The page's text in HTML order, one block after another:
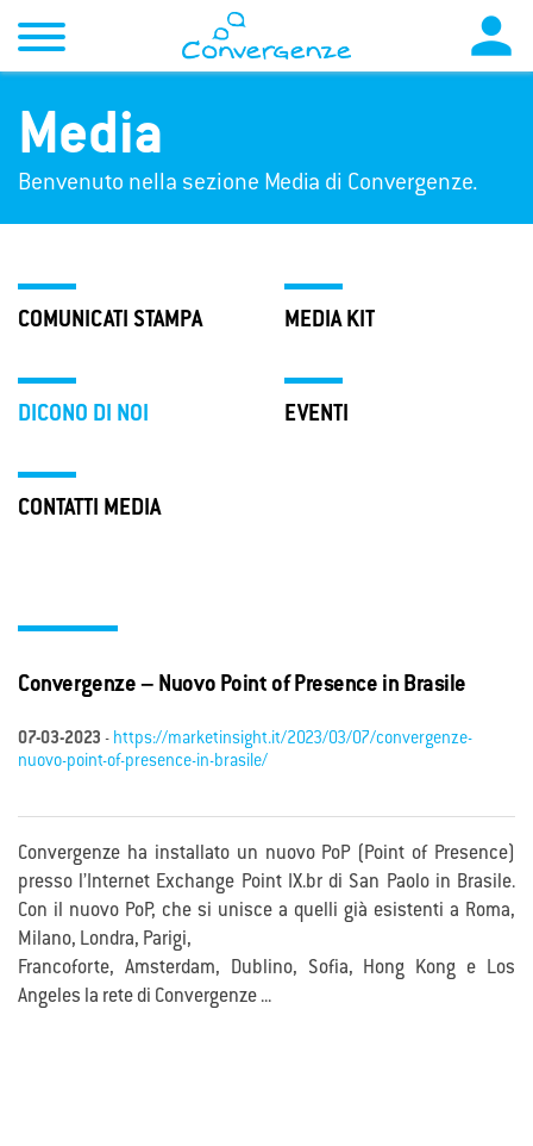

Media
Benvenuto nella sezione Media di Convergenze.
COMUNICATI STAMPA MEDIA KIT
DICONO DI NOI EVENTI
CONTATTI MEDIA
Convergenze – Nuovo Point of Presence in Brasile
07-03-2023 - https://marketinsight.it/2023/03/07/convergenze-
nuovo-point-of-presence-in-brasile/
Convergenze ha installato un nuovo PoP (Point of Presence)
presso l’Internet Exchange Point IX.br di San Paolo in Brasile.
Con il nuovo PoP, che si unisce a quelli già esistenti a Roma,
Milano, Londra, Parigi,
Francoforte, Amsterdam, Dublino, Sofia, Hong Kong e Los
Angeles la rete di Convergenze ...